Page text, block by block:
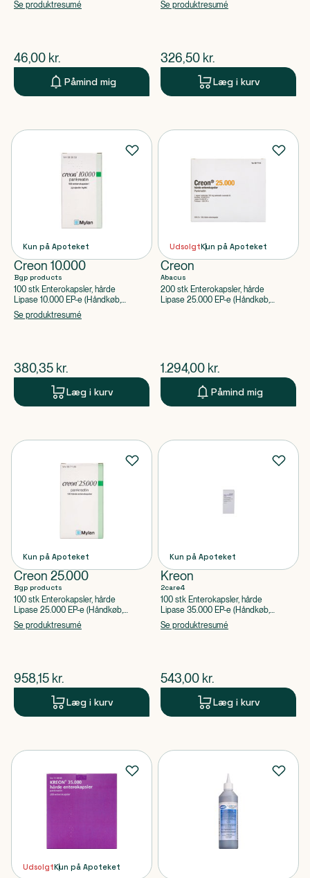
Natriumhydrogencarbonat, Macrogol
Se produktresumé
$nuværende pris
46,00 kr.
Påmind mig
apoteksforbeholdt)
Se produktresumé
$nuværende pris
326,50 kr.
Læg i kurv
Kun på Apoteket
Creon 10.000
Bgp products
100 stk Enterokapsler, hårde
Lipase 10.000 EP-e (Håndkøb,
apoteksforbeholdt)
Se produktresumé
$nuværende pris
380,35 kr.
Læg i kurv
UdsolgtKun på Apoteket
Creon
Abacus
200 stk Enterokapsler, hårde
Lipase 25.000 EP-e (Håndkøb,
$ nuværende pris
1.294,00 kr.
Påmind mig
Kun på Apoteket
Creon 25.000
Bgp products
100 stk Enterokapsler, hårde
Lipase 25.000 EP-e (Håndkøb,
apoteksforbeholdt)
Se produktresumé
$nuværende pris
958,15 kr.
Læg i kurv
Kun på Apoteket
Kreon
2care4
100 stk Enterokapsler, hårde
Lipase 35.000 EP-e (Håndkøb,
apoteksforbeholdt)
Se produktresumé
$nuværende pris
543,00 kr.
Læg i kurv
UdsolgtKun på Apoteket